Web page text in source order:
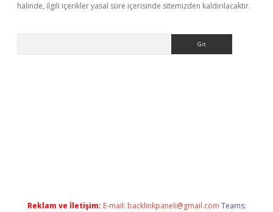
halinde, ilgili içerikler yasal süre içerisinde sitemizden kaldırılacaktır.
Reklam ve İletişim: E-mail: backlinkpaneli@gmail.com Teams: